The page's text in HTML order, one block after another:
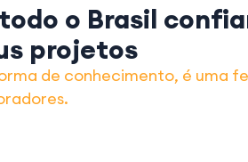
o Brasil
projetos
de conhecimento, é uma